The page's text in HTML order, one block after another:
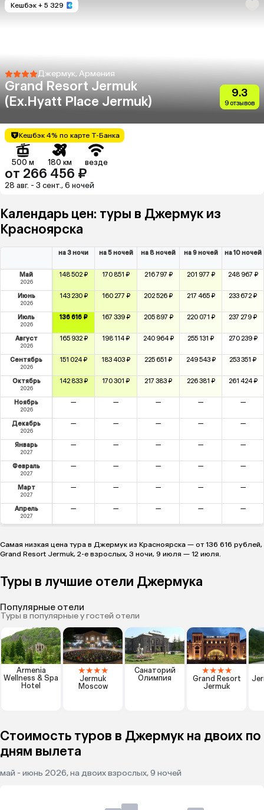
Кешбэк + 5 329
Джермук, Армения
Grand Resort Jermuk
(Ex.Hyatt Place Jermuk)
9.3
9 отзывов
Кешбэк 4% по карте Т-Банка
500 м 180 км везде
от 266 456 ₽
28 авг. - 3 сент., 6 ночей
Календарь цен: туры в Джермук из
Красноярска
на 3 ночи на 5 ночей на 8 ночей на 9 ночей на 10 ночей
Май
2026
148 502 ₽ 170 851 ₽ 216 797 ₽ 201 977 ₽ 248 967 ₽
Июнь
2026
143 230 ₽ 160 277 ₽ 202 526 ₽ 217 465 ₽ 233 672 ₽
Июль
2026
136 616 ₽ 167 339 ₽ 205 897 ₽ 220 071 ₽ 237 279 ₽
Август
2026
165 932 ₽ 198 114 ₽ 240 964 ₽ 255 131 ₽ 270 239 ₽
Сентябрь
2026
151 024 ₽ 183 403 ₽ 225 651 ₽ 249 543 ₽ 253 351 ₽
Октябрь
2026
142 833 ₽ 170 301 ₽ 217 383 ₽ 226 381 ₽ 261 424 ₽
Ноябрь
2026
— — — — —
Декабрь
2026
— — — — —
Январь
2027
— — — — —
Февраль
2027
— — — — —
Март
2027
— — — — —
Апрель
2027
— — — — —
Самая низкая цена тура в Джермук из Красноярска — от 136 616 рублей,
Grand Resort Jermuk, 2-е взрослых, 3 ночи, 9 июля — 12 июля.
Туры в лучшие отели Джермука
Популярные отели
Туры в популярные у гостей отели
Armenia
Wellness & Spa
Hotel
★★★★
Jermuk
Moscow
Санаторий
Олимпия
★★★★
Grand Resort
Jermuk
Стоимость туров в Джермук на двоих по
дням вылета
май - июнь 2026, на двоих взрослых, 9 ночей